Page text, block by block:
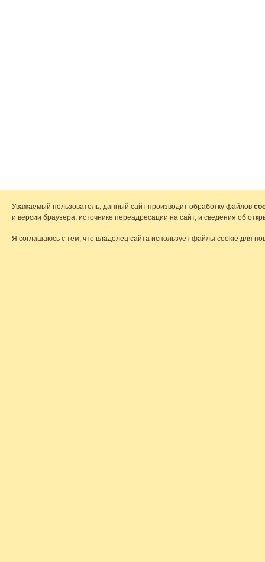
Уважаемый пользователь, данный сайт производит обработку файлов
и версии браузера, источнике переадресации на сайт, и сведения об
Я соглашаюсь с тем, что владелец сайта использует файлы cookie для